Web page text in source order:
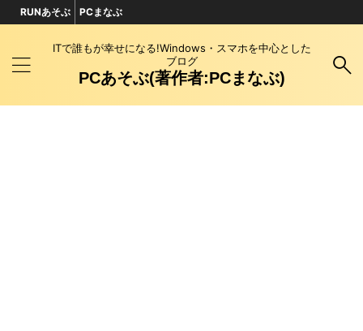
ITで誰もが幸せになる!Windows・スマホを中心とした
ブログ
PCあそぶ(著作者:PCまなぶ)
RUNあそぶ PCまなぶ